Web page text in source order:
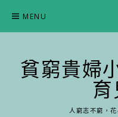
content
MENU
貧窮貴婦
育
人窮志不窮，